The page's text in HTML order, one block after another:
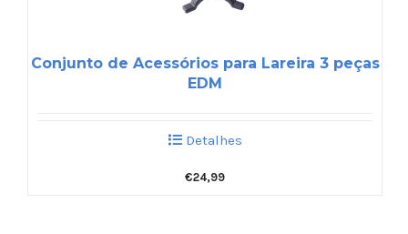
Conjunto de Acessórios para Lareira 3 peças
EDM
Detalhes
€24,99